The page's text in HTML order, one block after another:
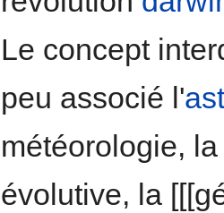
Le concept
peu associé l'
météorologie,
évolutive, la